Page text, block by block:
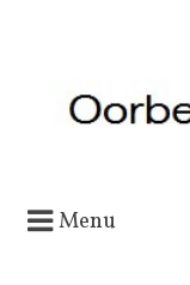
Menu